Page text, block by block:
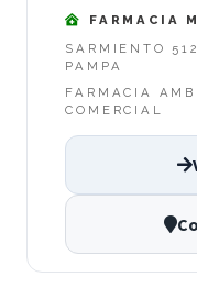
FARMACIA
SARMIENTO
PAMPA
FARMACIA
COMERCIAL